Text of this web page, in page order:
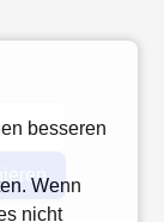
besseren
Wenn
nicht